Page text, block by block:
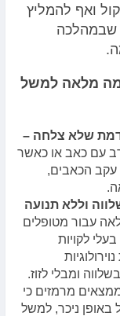
ואף להמליץ
שבמהלכה
מלאה למשל
שלא צלחה –
עם כאב או כאשר
הכאבים,
וללא תנועה
עבור מטופלים
לקויות
ומבלי לזוז.
מרמזים כי
באופן ניכר, למשל